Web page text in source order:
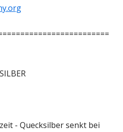
- Quecksilber senkt bei